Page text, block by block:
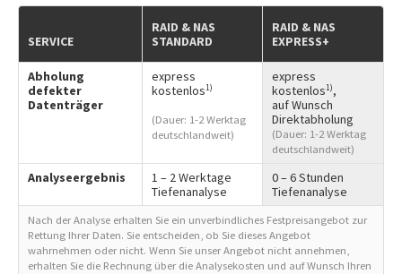
SERVICE
RAID & NAS
STANDARD
RAID & NAS
EXPRESS+
Abholung
defekter
Datenträger
express
kostenlos1)
(Dauer: 1-2 Werktag
deutschlandweit)
express
kostenlos1),
auf Wunsch
Direktabholung
(Dauer: 1-2 Werktag
deutschlandweit)
Analyseergebnis
1 – 2 Werktage
Tiefenanalyse
0 – 6 Stunden
Tiefenanalyse
Nach der Analyse erhalten Sie ein unverbindliches Festpreisangebot zur
Rettung Ihrer Daten. Sie entscheiden, ob Sie dieses Angebot
wahrnehmen oder nicht. Wenn Sie unser Angebot nicht annehmen,
erhalten Sie die Rechnung über die Analysekosten und auf Wunsch Ihren